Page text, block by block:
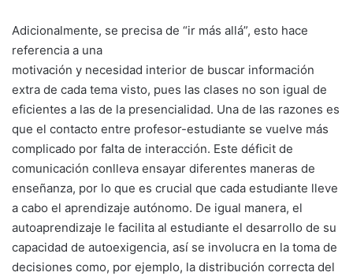
Adicionalmente, se precisa de “ir más allá”, esto hace
referencia a una
motivación y necesidad interior de buscar información
extra de cada tema visto, pues las clases no son igual de
eficientes a las de la presencialidad. Una de las razones es
que el contacto entre profesor-estudiante se vuelve más
complicado por falta de interacción. Este déficit de
comunicación conlleva ensayar diferentes maneras de
enseñanza, por lo que es crucial que cada estudiante lleve
a cabo el aprendizaje autónomo. De igual manera, el
autoaprendizaje le facilita al estudiante el desarrollo de su
capacidad de autoexigencia, así se involucra en la toma de
decisiones como, por ejemplo, la distribución correcta del